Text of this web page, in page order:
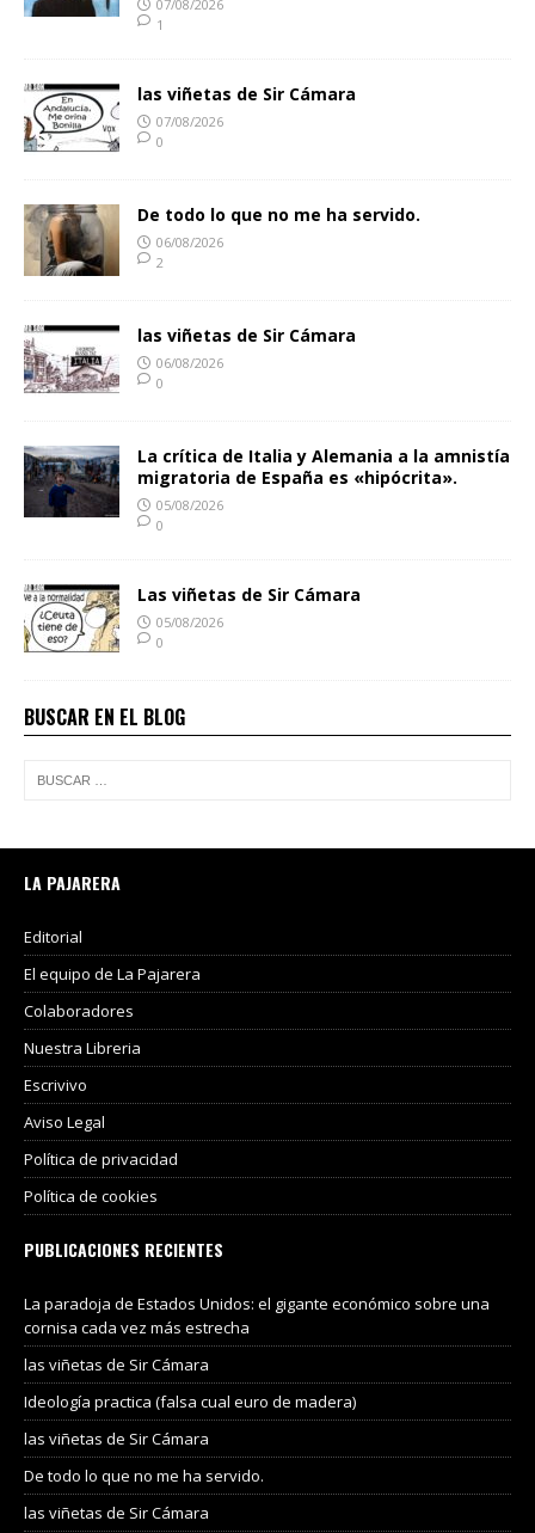
07/08/2026
1
las viñetas de Sir Cámara
07/08/2026
0
De todo lo que no me ha servido.
06/08/2026
2
las viñetas de Sir Cámara
06/08/2026
0
La crítica de Italia y Alemania a la amnistía
migratoria de España es «hipócrita».
05/08/2026
0
Las viñetas de Sir Cámara
05/08/2026
0
BUSCAR EN EL BLOG
LA PAJARERA
Editorial
El equipo de La Pajarera
Colaboradores
Nuestra Libreria
Escrivivo
Aviso Legal
Política de privacidad
Política de cookies
PUBLICACIONES RECIENTES
La paradoja de Estados Unidos: el gigante económico sobre una
cornisa cada vez más estrecha
las viñetas de Sir Cámara
Ideología practica (falsa cual euro de madera)
las viñetas de Sir Cámara
De todo lo que no me ha servido.
las viñetas de Sir Cámara